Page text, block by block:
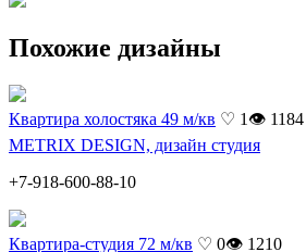
Похожие дизайны
Квартира холостяка 49 м/кв ♡ 1 👁 1184
METRIX DESIGN, дизайн студия
+7-918-600-88-10
Квартира-студия 72 м/кв ♡ 0👁 1210